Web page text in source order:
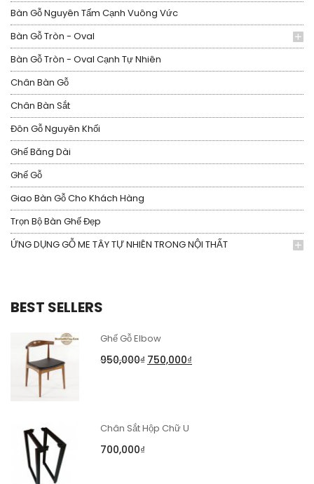
Bàn Gỗ Nguyên Tấm Cạnh Vuông Vức
Bàn Gỗ Tròn - Oval
Bàn Gỗ Tròn - Oval Cạnh Tự Nhiên
Chân Bàn Gỗ
Chân Bàn Sắt
Đôn Gỗ Nguyên Khối
Ghế Băng Dài
Ghế Gỗ
Giao Bàn Gỗ Cho Khách Hàng
Trọn Bộ Bàn Ghế Đẹp
ỨNG DỤNG GỖ ME TÂY TỰ NHIÊN TRONG NỘI THẤT
BEST SELLERS
Ghế Gỗ Elbow
950,000₫ 750,000₫
Chân Sắt Hộp Chữ U
700,000₫